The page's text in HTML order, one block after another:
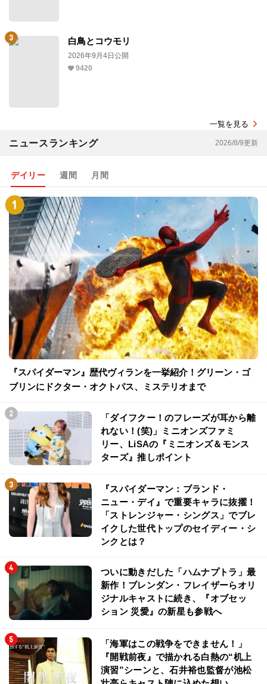
白鳥とコウモリ
2026年9月4日公開
9420
一覧を見る
ニュースランキング 2026/8/9更新
デイリー 週間 月間
『スパイダーマン』歴代ヴィランを一挙紹介！グリーン・ゴ
ブリンにドクター・オクトパス、ミステリオまで
「ダイフクー！のフレーズが耳から離
れない！(笑)」ミニオンズファミ
リー、LiSAの『ミニオンズ＆モンス
ターズ』推しポイント
『スパイダーマン：ブランド・
ニュー・デイ』で重要キャラに抜擢！
「ストレンジャー・シングス」でブレ
イクした世代トップのセイディー・シ
ンクとは？
ついに動きだした「ハムナプトラ」最
新作！ブレンダン・フレイザーらオリ
ジナルキャストに続き、『オブセッ
ション 災愛』の新星も参戦へ
「海軍はこの戦争をできません！」
『開戦前夜』で描かれる白熱の“机上
演習”シーンと、石井裕也監督が池松